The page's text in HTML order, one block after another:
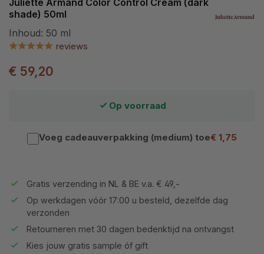
Juliette Armand Color Control Cream (dark
shade) 50ml
Inhoud: 50 ml
reviews
€ 59,20
Op voorraad
Voeg cadeauverpakking (medium) toe€ 1,75
Gratis verzending in NL & BE v.a. € 49,-
Op werkdagen vóór 17:00 u besteld, dezelfde dag
verzonden
Retourneren met 30 dagen bedenktijd na ontvangst
Kies jouw gratis sample óf gift